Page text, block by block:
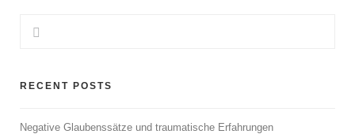
RECENT POSTS
Negative Glaubenssätze und traumatische Erfahrungen